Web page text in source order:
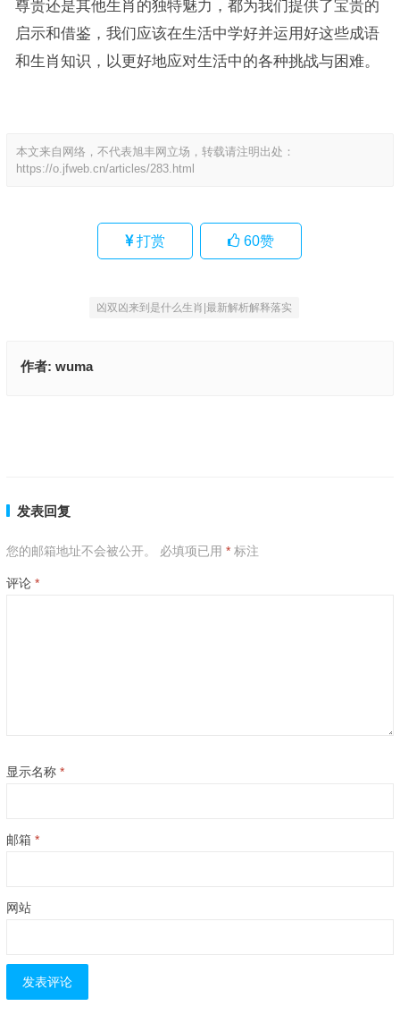
尊贵还是其他生肖的独特魅力，都为我们提供了宝贵的
启示和借鉴，我们应该在生活中学好并运用好这些成语
和生肖知识，以更好地应对生活中的各种挑战与困难。
本文来自网络，不代表旭丰网立场，转载请注明出处：
https://o.jfweb.cn/articles/283.html
打赏 60赞
凶双凶来到是什么生肖|最新解析解释落实
作者: wuma
发表回复
您的邮箱地址不会被公开。 必填项已用 *标注
评论 *
显示名称 *
邮箱 *
网站